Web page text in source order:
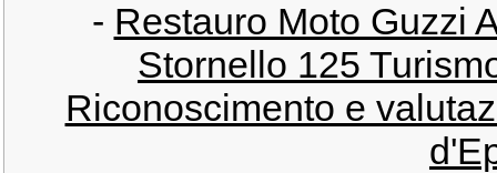
- Restauro Moto Guzzi
Stornello 125
Riconoscimento e